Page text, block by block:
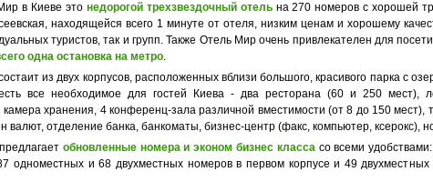
в Киеве это недорогой трехзвездочный отельна 270 номеров с хорошей
находящейся всего 1 минуте от отеля, низким ценам и хорошему
туристов, так и групп. Также Отель Мир очень привлекателен для
одна остановка на метро.
из двух корпусов, расположенных вблизи большого, красивого парка с
все необходимое для гостей Киева - два ресторана (60 и 250 мест),
камера хранения, 4 конференц-зала различной вместимости (от 8 до 150
валют, отделение банка, банкоматы, бизнес-центр (факс, компьютер, ксерокс),
обновленные номера и эконом бизнес классасо всеми
одноместных и 68 двухместных номеров в первом корпусе и 49